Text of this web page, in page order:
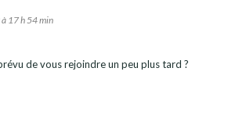
17 h 54 min
de vous rejoindre un peu plus tard ?